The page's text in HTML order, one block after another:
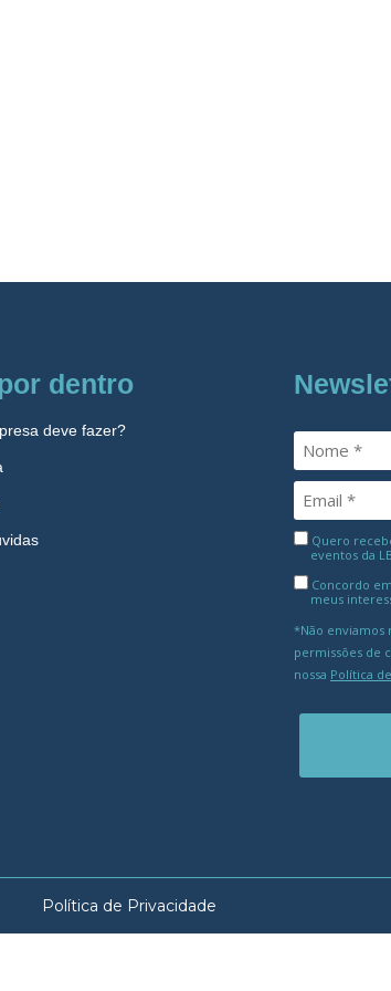
dentro
deve fazer?
Quero
eventos da
Concordo
meus
*Não enviamos
permissões de
nossa Política
Política de Privacidade